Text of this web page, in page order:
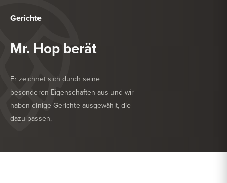
Gerichte
Mr. Hop berät
Er zeichnet sich durch seine
besonderen Eigenschaften aus und wir
haben einige Gerichte ausgewählt, die
dazu passen.
KÖSTLICH ZU